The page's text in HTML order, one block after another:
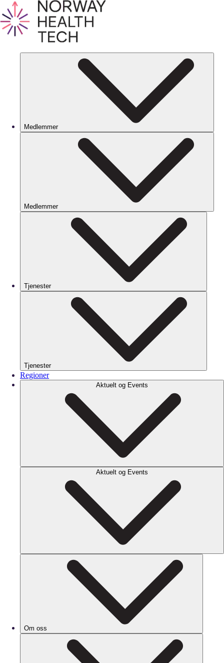
Medlemmer
Medlemmer
Tjenester
Tjenester
Regioner
Aktuelt og Events
Aktuelt og Events
Om oss